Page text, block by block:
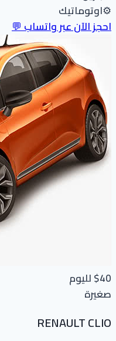
⚙️اوتوماتيك
احجز الآن عبر واتساب 💬
$40لليوم
صغيرة
RENAULT CLIO